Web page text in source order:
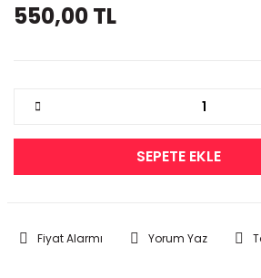
550,00 TL
SEPETE EKLE
Fiyat Alarmı Yorum Yaz